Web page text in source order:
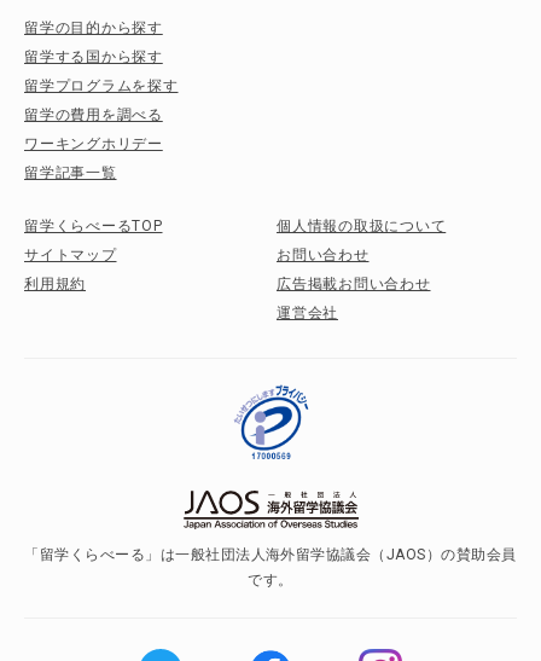
留学の目的から探す
留学する国から探す
留学プログラムを探す
留学の費用を調べる
ワーキングホリデー
留学記事一覧
留学くらべーるTOP
サイトマップ
利用規約
個人情報の取扱について
お問い合わせ
広告掲載お問い合わせ
運営会社
「留学くらべーる」は一般社団法人海外留学協議会（JAOS）の賛助会員
です。